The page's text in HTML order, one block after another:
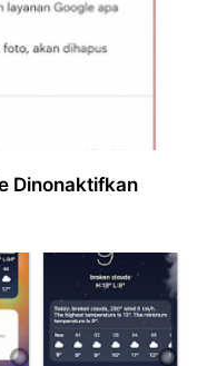
Dinonaktifkan